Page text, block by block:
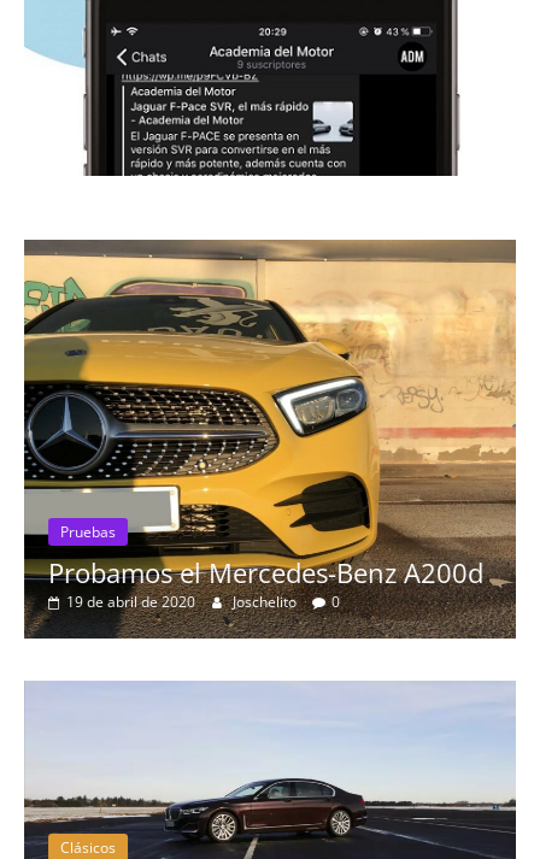
Pruebas
Probamos el Mercedes-Benz A200d
19 de abril de 2020 Joschelito 0
Clásicos